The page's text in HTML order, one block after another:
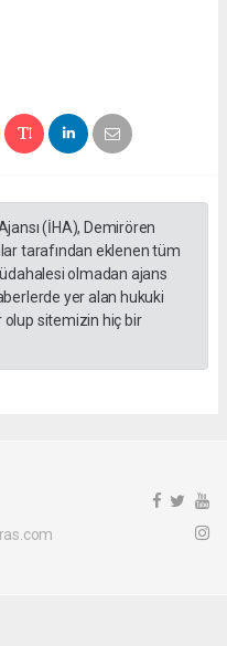
(İHA), Demirören
tarafından eklenen tüm
olmadan ajans
yer alan hukuki
sitemizin hiç bir